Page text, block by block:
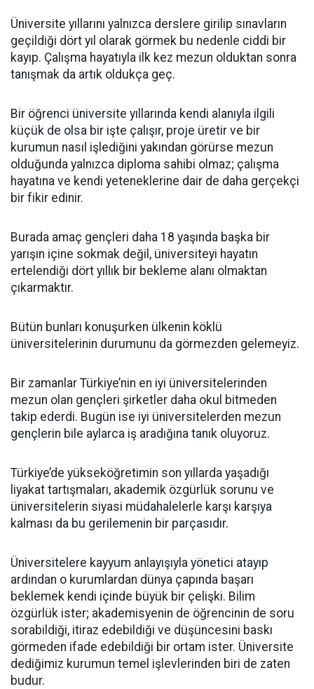
Üniversite yıllarını yalnızca derslere girilip sınavların
geçildiği dört yıl olarak görmek bu nedenle ciddi bir
kayıp. Çalışma hayatıyla ilk kez mezun olduktan sonra
tanışmak da artık oldukça geç.
Bir öğrenci üniversite yıllarında kendi alanıyla ilgili
küçük de olsa bir işte çalışır, proje üretir ve bir
kurumun nasıl işlediğini yakından görürse mezun
olduğunda yalnızca diploma sahibi olmaz; çalışma
hayatına ve kendi yeteneklerine dair de daha gerçekçi
bir fikir edinir.
Burada amaç gençleri daha 18 yaşında başka bir
yarışın içine sokmak değil, üniversiteyi hayatın
ertelendiği dört yıllık bir bekleme alanı olmaktan
çıkarmaktır.
Bütün bunları konuşurken ülkenin köklü
üniversitelerinin durumunu da görmezden gelemeyiz.
Bir zamanlar Türkiye’nin en iyi üniversitelerinden
mezun olan gençleri şirketler daha okul bitmeden
takip ederdi. Bugün ise iyi üniversitelerden mezun
gençlerin bile aylarca iş aradığına tanık oluyoruz.
Türkiye’de yükseköğretimin son yıllarda yaşadığı
liyakat tartışmaları, akademik özgürlük sorunu ve
üniversitelerin siyasi müdahalelerle karşı karşıya
kalması da bu gerilemenin bir parçasıdır.
Üniversitelere kayyum anlayışıyla yönetici atayıp
ardından o kurumlardan dünya çapında başarı
beklemek kendi içinde büyük bir çelişki. Bilim
özgürlük ister; akademisyenin de öğrencinin de soru
sorabildiği, itiraz edebildiği ve düşüncesini baskı
görmeden ifade edebildiği bir ortam ister. Üniversite
dediğimiz kurumun temel işlevlerinden biri de zaten
budur.